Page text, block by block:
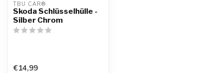
TBU CAR®
Skoda Schlüsselhülle -
Silber Chrom
€14,99